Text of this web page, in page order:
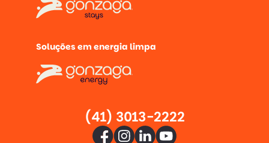
Soluções em energia limpa
(41) 3013-2222